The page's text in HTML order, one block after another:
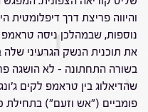
והיווה פריצת דרך דיפלומטית
נוספות, שבמהלכן ניסה
את תוכנית הנשק הגרעיני
בשורה התחתונה – לא הושגה
שהדיאלוג בין טראמפ לקים
פומביים ("אש וזעם") בתחילת